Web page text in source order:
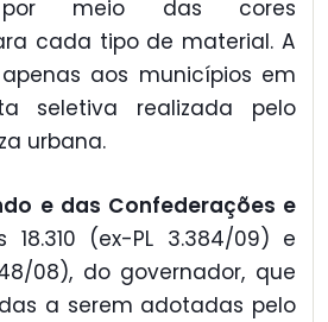
por meio das cores
cada tipo de material. A
aos municípios em
seletiva realizada pelo
urbana.
e das Confederações e
18.310 (ex-PL 3.384/09) e
08), do governador, que
a serem adotadas pelo